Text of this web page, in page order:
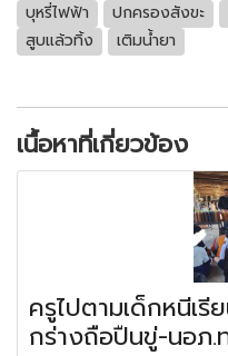
บุหรี่ไฟฟ้า ปกครองสังขะ
สูบแล้วทิ้ง
เติมน้ำยา
เนื้อหาที่เกี่ยวข้อง
ครูไปตามเด็กหนีเรี
กร่างถือปืนขู่-นอภ.